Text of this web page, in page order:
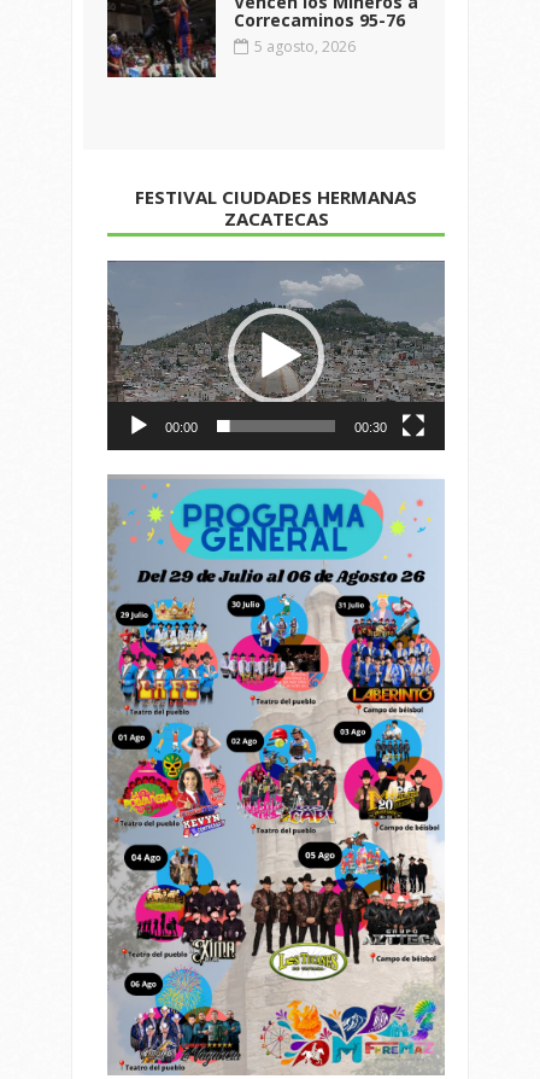
Correcaminos 95-76
5 agosto, 2026
FESTIVAL CIUDADES HERMANAS
ZACATECAS
de
vídeo
00:00 00:30